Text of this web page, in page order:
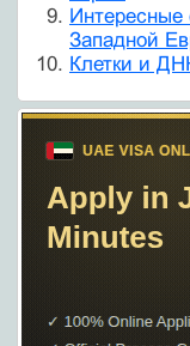
Западной
Клетки и